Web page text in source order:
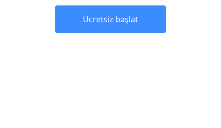
Ücretsiz başlat